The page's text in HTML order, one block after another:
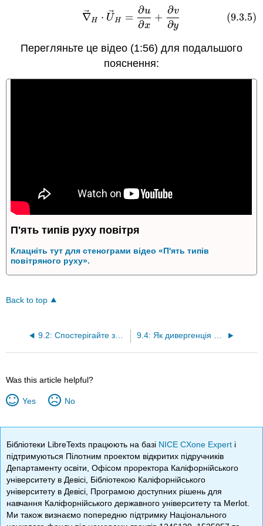
∇⃗
H ⋅ U⃗
H =
∂u
∂x
+
∂v
∂y
(9.3.5)
(9.3.5) →H →H= u ∂x+
Перегляньте це відео (1:56) для подальшого
пояснення:
П'ять типів руху повітря
Клацніть тут для стенограми відео «П'ять типів
повітряного руху».
Back to top
9.2: Спостерігайте за переміщенням та зміною цих повітряних посилок.
Was this article helpful?
Yes No
Бібліотеки LibreTexts працюють на базі NICE CXone Expert і
підтримуються Пілотним проектом відкритих підручників
Департаменту освіти, Офісом проректора Каліфорнійського
університету в Девісі, Бібліотекою Каліфорнійського
університету в Девісі, Програмою доступних рішень для
навчання Каліфорнійського державного університету та Merlot.
Ми також визнаємо попередню підтримку Національного